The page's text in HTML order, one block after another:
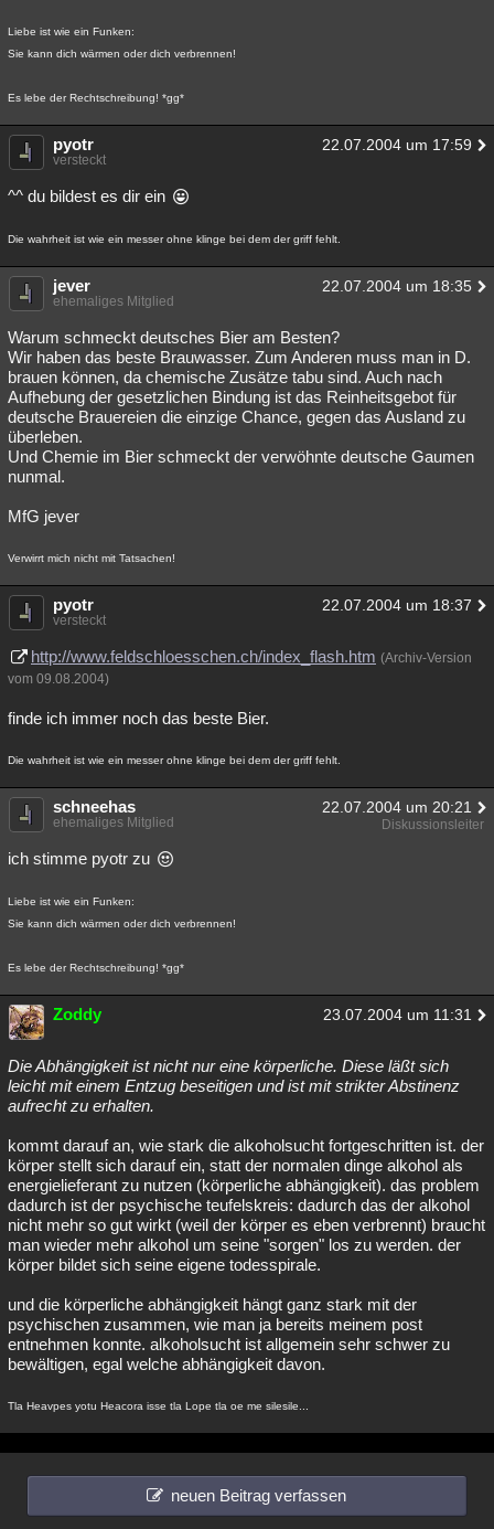
Liebe ist wie ein Funken:
Sie kann dich wärmen oder dich verbrennen!
Es lebe der Rechtschreibung! *gg*
pyotr 22.07.2004 um 17:59
versteckt
^^ du bildest es dir ein
Die wahrheit ist wie ein messer ohne klinge bei dem der griff fehlt.
jever 22.07.2004 um 18:35
ehemaliges Mitglied
Warum schmeckt deutsches Bier am Besten?
Wir haben das beste Brauwasser. Zum Anderen muss man in D.
brauen können, da chemische Zusätze tabu sind. Auch nach
Aufhebung der gesetzlichen Bindung ist das Reinheitsgebot für
deutsche Brauereien die einzige Chance, gegen das Ausland zu
überleben.
Und Chemie im Bier schmeckt der verwöhnte deutsche Gaumen
nunmal.
MfG jever
Verwirrt mich nicht mit Tatsachen!
pyotr 22.07.2004 um 18:37
versteckt
http://www.feldschloesschen.ch/index_flash.htm (Archiv-Version
vom 09.08.2004)
finde ich immer noch das beste Bier.
Die wahrheit ist wie ein messer ohne klinge bei dem der griff fehlt.
schneehas 22.07.2004 um 20:21
ehemaliges Mitglied Diskussionsleiter
ich stimme pyotr zu
Liebe ist wie ein Funken:
Sie kann dich wärmen oder dich verbrennen!
Es lebe der Rechtschreibung! *gg*
Zoddy 23.07.2004 um 11:31
Die Abhängigkeit ist nicht nur eine körperliche. Diese läßt sich
leicht mit einem Entzug beseitigen und ist mit strikter Abstinenz
aufrecht zu erhalten.
kommt darauf an, wie stark die alkoholsucht fortgeschritten ist. der
körper stellt sich darauf ein, statt der normalen dinge alkohol als
energielieferant zu nutzen (körperliche abhängigkeit). das problem
dadurch ist der psychische teufelskreis: dadurch das der alkohol
nicht mehr so gut wirkt (weil der körper es eben verbrennt) braucht
man wieder mehr alkohol um seine "sorgen" los zu werden. der
körper bildet sich seine eigene todesspirale.
und die körperliche abhängigkeit hängt ganz stark mit der
psychischen zusammen, wie man ja bereits meinem post
entnehmen konnte. alkoholsucht ist allgemein sehr schwer zu
bewältigen, egal welche abhängigkeit davon.
Tla Heavpes yotu Heacora isse tla Lope tla oe me silesile...
neuen Beitrag verfassen